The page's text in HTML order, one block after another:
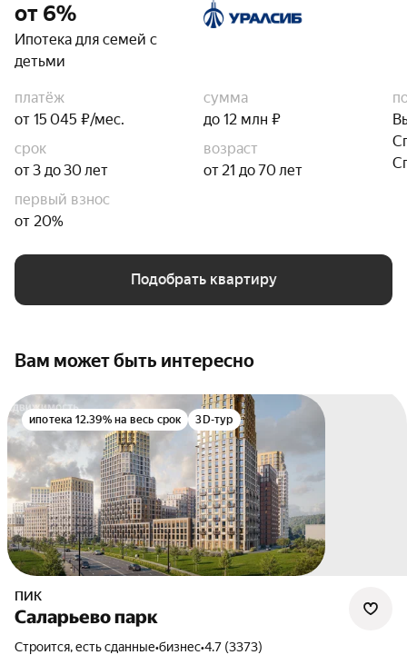
от 6%
Ипотека для семей с
детьми
платёж
от 15 045 ₽/мес.
сумма
до 12 млн ₽
срок
от 3 до 30 лет
возраст
от 21 до 70 лет
первый взнос
от 20%
Подобрать квартиру
Вам может быть интересно
ипотека 12.39% на весь срок 3D-тур
ПИК
Саларьево парк
Строится, есть сданные•бизнес•4.7 (3373)